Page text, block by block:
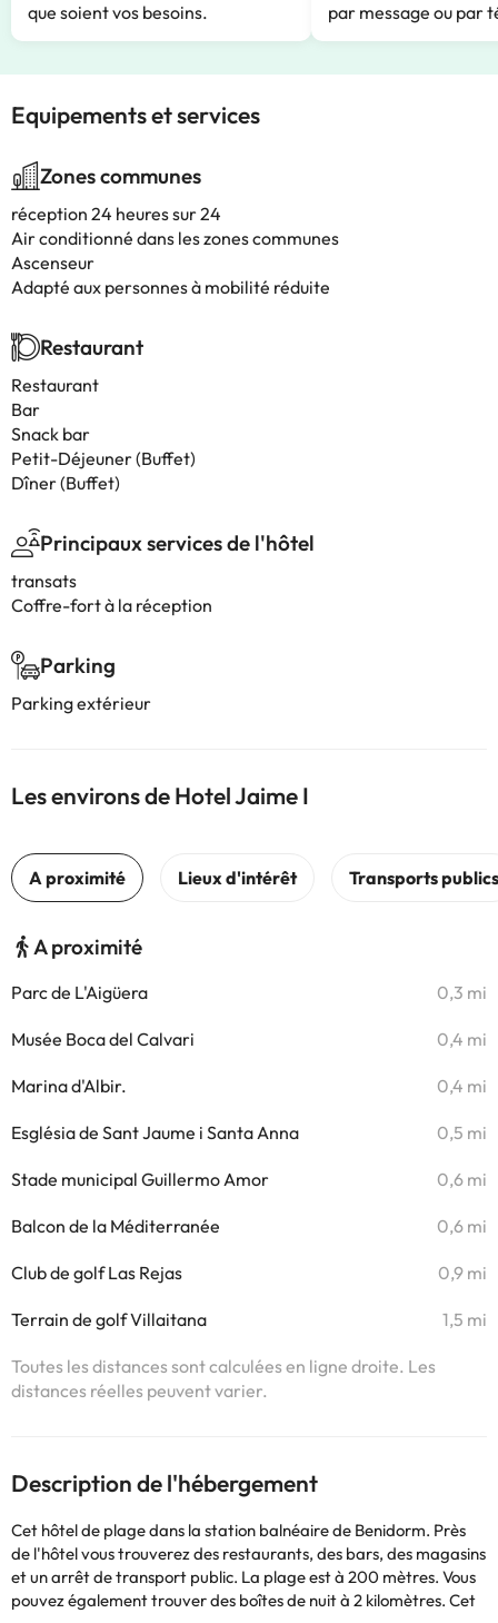
que soient vos besoins.
par message ou par
Equipements et services
Zones communes
réception 24 heures sur 24
Air conditionné dans les zones communes
Ascenseur
Adapté aux personnes à mobilité réduite
Restaurant
Restaurant
Bar
Snack bar
Petit-Déjeuner (Buffet)
Dîner (Buffet)
Principaux services de l'hôtel
transats
Coffre-fort à la réception
Parking
Parking extérieur
Les environs de Hotel Jaime I
A proximité
Parc de L'Aigüera 0,3 mi
Musée Boca del Calvari 0,4 mi
Marina d'Albir. 0,4 mi
Església de Sant Jaume i Santa Anna 0,5 mi
Stade municipal Guillermo Amor 0,6 mi
Balcon de la Méditerranée 0,6 mi
Club de golf Las Rejas 0,9 mi
Terrain de golf Villaitana 1,5 mi
Toutes les distances sont calculées en ligne droite. Les
distances réelles peuvent varier.
Description de l'hébergement
Cet hôtel de plage dans la station balnéaire de Benidorm. Près
de l'hôtel vous trouverez des restaurants, des bars, des magasins
et un arrêt de transport public. La plage est à 200 mètres. Vous
pouvez également trouver des boîtes de nuit à 2 kilomètres. Cet